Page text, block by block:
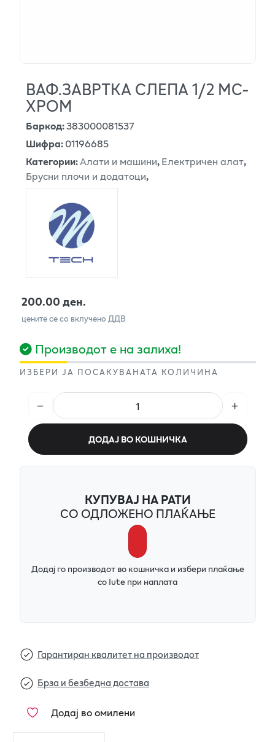
ВАФ.ЗАВРТКА СЛЕПА 1/2 МС-
ХРОМ
Баркод:383000081537
Шифра:01196685
Категории:Алати и машини,Електричен алат,
Брусни плочи и додатоци,
200.00 ден.
цените се со вклучено ДДВ
Производот е на залиха!
ИЗБЕРИ ЈА ПОСАКУВАНАТА КОЛИЧИНА
ДОДАЈ ВО КОШНИЧКА
КУПУВАЈ НА РАТИ
СО ОДЛОЖЕНО ПЛАЌАЊЕ
Додај го производот во кошничка и избери плаќање
со Iute при наплата
Гарантиран квалитет на производот
Брза и безбедна достава
Додај во омилени